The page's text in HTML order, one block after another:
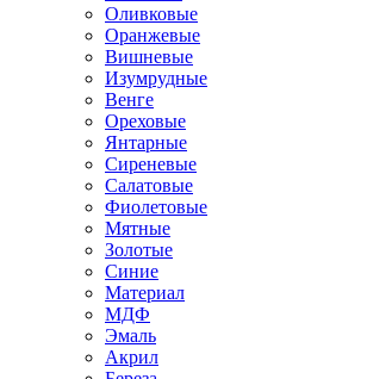
Оливковые
Оранжевые
Вишневые
Изумрудные
Венге
Ореховые
Янтарные
Сиреневые
Салатовые
Фиолетовые
Мятные
Золотые
Синие
Материал
МДФ
Эмаль
Акрил